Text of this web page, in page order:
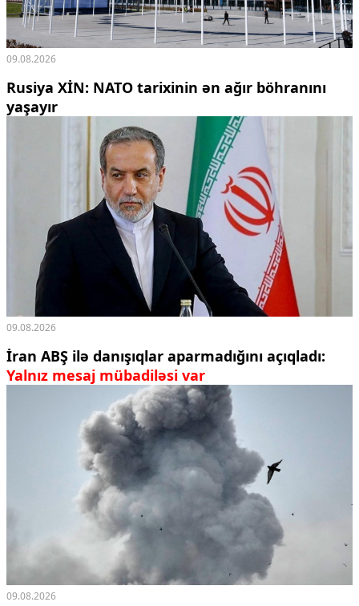
09.08.2026
Rusiya XİN: NATO tarixinin ən ağır böhranını
yaşayır
09.08.2026
İran ABŞ ilə danışıqlar aparmadığını açıqladı:
Yalnız mesaj mübadiləsi var
09.08.2026